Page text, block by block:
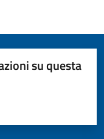
su questa